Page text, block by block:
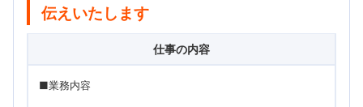
伝えいたします
仕事の内容
■業務内容